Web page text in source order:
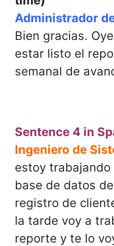
Administrador
Bien gracias.
estar listo el
semanal de
Sentence 4 in
Ingeniero de
estoy
base de datos
registro de
la tarde voy a
reporte y te lo